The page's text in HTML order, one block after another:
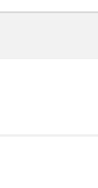
máte akékoľvek